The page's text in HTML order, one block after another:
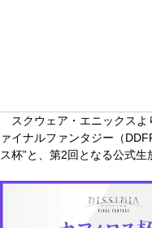
スクウェア・エニックスよ
ァイナルファンタジー（
ス杯”と、第2回となる公式生